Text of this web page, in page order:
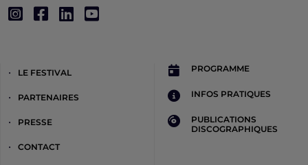
LE FESTIVAL
PARTENAIRES
PRESSE
CONTACT
PROGRAMME
INFOS PRATIQUES
PUBLICATIONS
DISCOGRAPHIQUES